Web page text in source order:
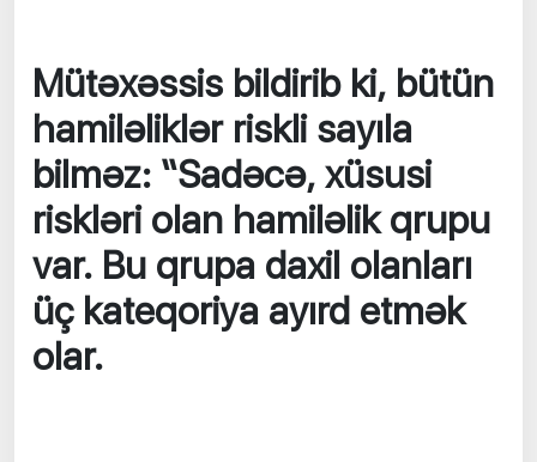
Mütəxəssis bildirib ki, bütün
hamiləliklər riskli sayıla
bilməz: “Sadəcə, xüsusi
riskləri olan hamiləlik qrupu
var. Bu qrupa daxil olanları
üç kateqoriya ayırd etmək
olar.